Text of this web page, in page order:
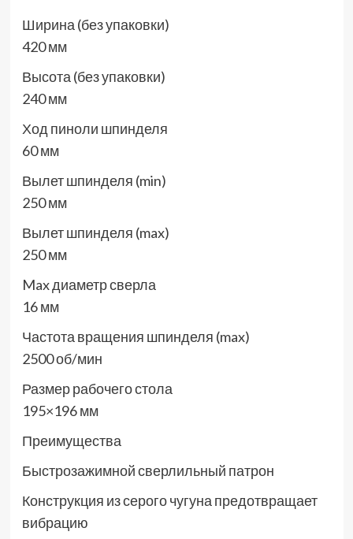
Ширина (без упаковки)
420 мм
Высота (без упаковки)
240 мм
Ход пиноли шпинделя
60 мм
Вылет шпинделя (min)
250 мм
Вылет шпинделя (max)
250 мм
Max диаметр сверла
16 мм
Частота вращения шпинделя (max)
2500 об/мин
Размер рабочего стола
195×196 мм
Преимущества
Быстрозажимной сверлильный патрон
Конструкция из серого чугуна предотвращает
вибрацию